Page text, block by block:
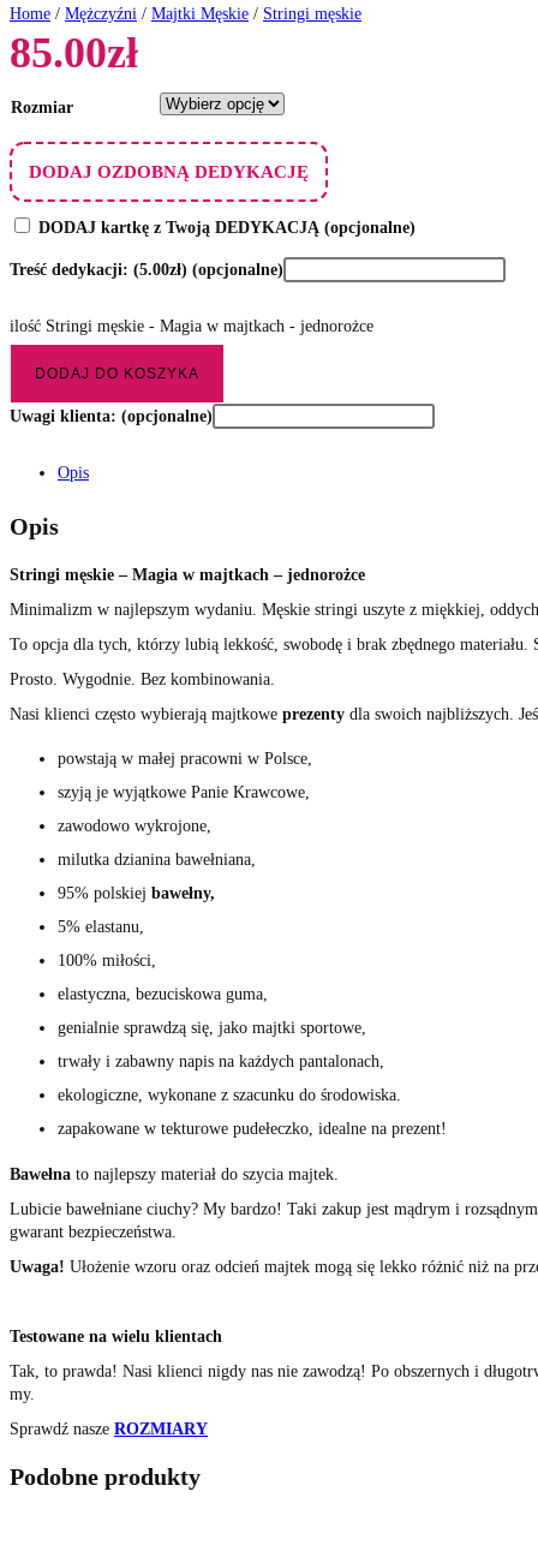
Home / Mężczyźni / Majtki Męskie / Stringi męskie
85.00zł
Rozmiar
DODAJ OZDOBNĄ DEDYKACJĘ
DODAJ kartkę z Twoją DEDYKACJĄ (opcjonalne)
Treść dedykacji: (5.00zł) (opcjonalne)
ilość Stringi męskie - Magia w majtkach - jednorożce
DODAJ DO KOSZYKA
Uwagi klienta: (opcjonalne)
Opis
Opis
Stringi męskie – Magia w majtkach – jednorożce
Minimalizm w najlepszym wydaniu. Męskie stringi uszyte z miękkiej,
To opcja dla tych, którzy lubią lekkość, swobodę i brak zbędnego materiału.
Prosto. Wygodnie. Bez kombinowania.
Nasi klienci często wybierają majtkowe prezenty dla swoich najbliższych.
powstają w małej pracowni w Polsce,
szyją je wyjątkowe Panie Krawcowe,
zawodowo wykrojone,
milutka dzianina bawełniana,
95% polskiej bawełny,
5% elastanu,
100% miłości,
elastyczna, bezuciskowa guma,
genialnie sprawdzą się, jako majtki sportowe,
trwały i zabawny napis na każdych pantalonach,
ekologiczne, wykonane z szacunku do środowiska.
zapakowane w tekturowe pudełeczko, idealne na prezent!
Bawełna to najlepszy materiał do szycia majtek.
Lubicie bawełniane ciuchy? My bardzo! Taki zakup jest mądrym i
gwarant bezpieczeństwa.
Uwaga! Ułożenie wzoru oraz odcień majtek mogą się lekko różnić niż na
Testowane na wielu klientach
Tak, to prawda! Nasi klienci nigdy nas nie zawodzą! Po obszernych i
my.
Sprawdź nasze ROZMIARY
Podobne produkty